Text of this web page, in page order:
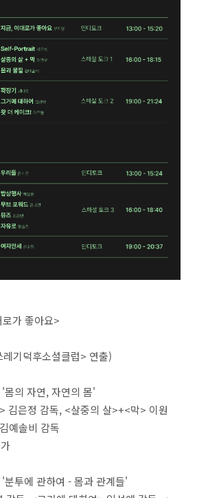
가 좋아요>
기덕후소셜클럽> 연출)
의 자연, 자연의 몸'
은정 감독, <살중의 살>+<막> 이원
예솔비 감독
투에 관하여 - 몸과 관계들'